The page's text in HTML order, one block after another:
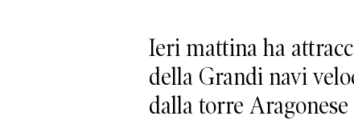
Ieri mattina ha
della Grandi navi
dalla torre Aragonese